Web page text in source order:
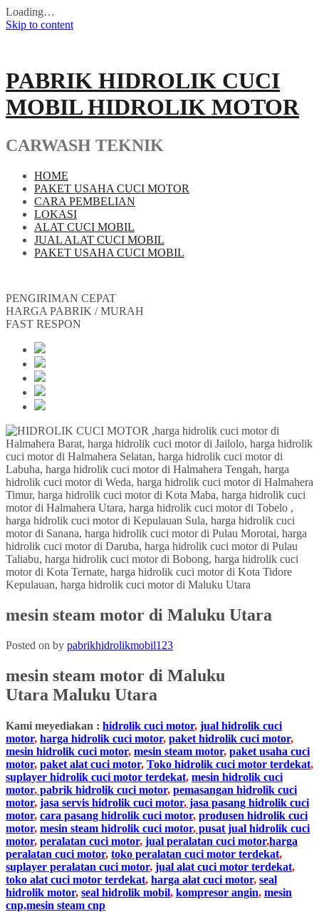
Loading…
Skip to content
PABRIK HIDROLIK CUCI
MOBIL HIDROLIK MOTOR
CARWASH TEKNIK
HOME
PAKET USAHA CUCI MOTOR
CARA PEMBELIAN
LOKASI
ALAT CUCI MOBIL
JUAL ALAT CUCI MOBIL
PAKET USAHA CUCI MOBIL
PENGIRIMAN CEPAT
HARGA PABRIK / MURAH
FAST RESPON
mesin steam motor di Maluku Utara
Posted on by pabrikhidrolikmobil123
mesin steam motor di Maluku
Utara Maluku Utara
Kami meyediakan : hidrolik cuci motor, jual hidrolik cuci
motor, harga hidrolik cuci motor, paket hidrolik cuci motor,
mesin hidrolik cuci motor, mesin steam motor, paket usaha cuci
motor, paket alat cuci motor, Toko hidrolik cuci motor terdekat,
suplayer hidrolik cuci motor terdekat, mesin hidrolik cuci
motor, pabrik hidrolik cuci motor, pemasangan hidrolik cuci
motor, jasa servis hidrolik cuci motor, jasa pasang hidrolik cuci
motor, cara pasang hidrolik cuci motor, produsen hidrolik cuci
motor, mesin steam hidrolik cuci motor, pusat jual hidrolik cuci
motor, peralatan cuci motor, jual peralatan cuci motor,harga
peralatan cuci motor, toko peralatan cuci motor terdekat,
suplayer peralatan cuci motor, jual alat cuci motor terdekat,
toko alat cuci motor terdekat, harga alat cuci motor, seal
hidrolik motor, seal hidrolik mobil, kompresor angin, mesin
cnp,mesin steam cnp